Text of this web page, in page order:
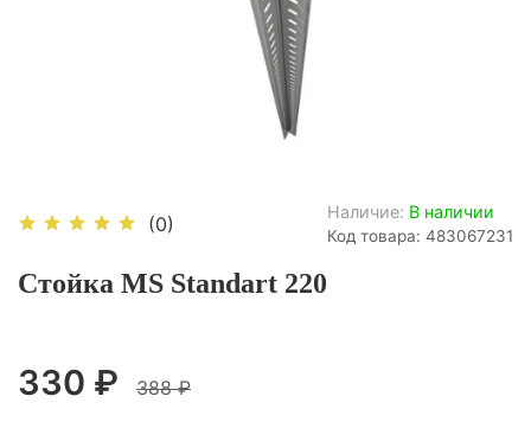
(0)
Наличие: В наличии
Код товара: 483067231
Стойка MS Standart 220
330 ₽ 388 ₽